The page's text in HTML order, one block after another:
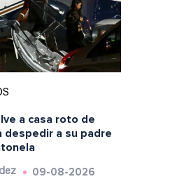
a casa roto de
despedir a su padre
09-08-2026